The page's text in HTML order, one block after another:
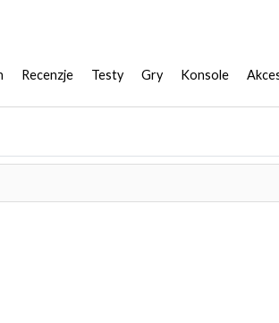
Recenzje Testy Gry Konsole